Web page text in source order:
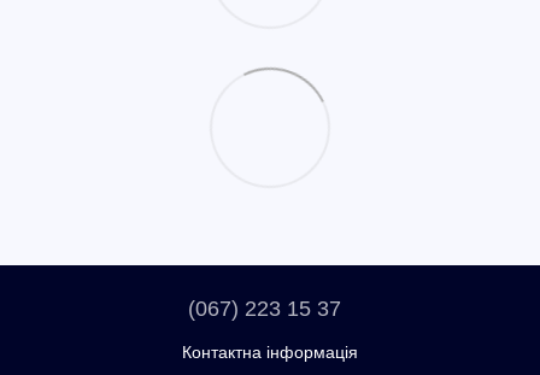
(067) 223 15 37
Контактна інформація